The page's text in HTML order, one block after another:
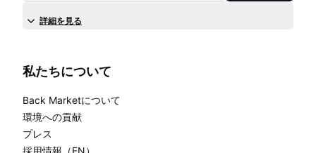
詳細を見る
私たちについて
Back Marketについて
環境への貢献
プレス
採用情報（EN）